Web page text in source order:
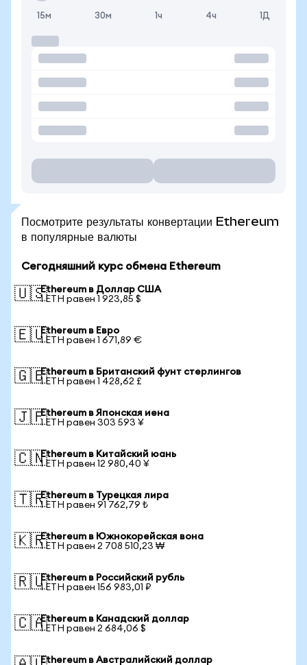
15м 30м 1ч 4ч 1Д
Посмотрите результаты конвертации Ethereum
в популярные валюты
Сегодняшний курс обмена Ethereum
🇺🇸Ethereum в Доллар США
1 ETH равен 1 923,85 $
🇪🇺Ethereum в Евро
1 ETH равен 1 671,89 €
🇬🇧Ethereum в Британский фунт стерлингов
1 ETH равен 1 428,62 £
🇯🇵Ethereum в Японская иена
1 ETH равен 303 593 ¥
🇨🇳Ethereum в Китайский юань
1 ETH равен 12 980,40 ¥
🇹🇷Ethereum в Турецкая лира
1 ETH равен 91 762,79 ₺
🇰🇷Ethereum в Южнокорейская вона
1 ETH равен 2 708 510,23 ₩
🇷🇺Ethereum в Российский рубль
1 ETH равен 156 983,01 ₽
🇨🇦Ethereum в Канадский доллар
1 ETH равен 2 684,06 $
Ethereum в Австралийский доллар